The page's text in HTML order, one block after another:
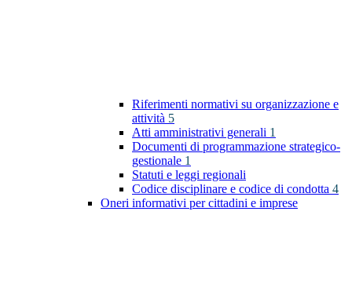
Riferimenti normativi su organizzazione e
attività 5
Atti amministrativi generali 1
Documenti di programmazione strategico-
gestionale 1
Statuti e leggi regionali
Codice disciplinare e codice di condotta 4
Oneri informativi per cittadini e imprese